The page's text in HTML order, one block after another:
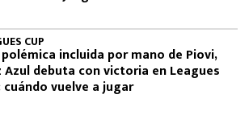
CUP
incluida por mano de Piovi,
Azul debuta con victoria en Leagues
cuándo vuelve a jugar